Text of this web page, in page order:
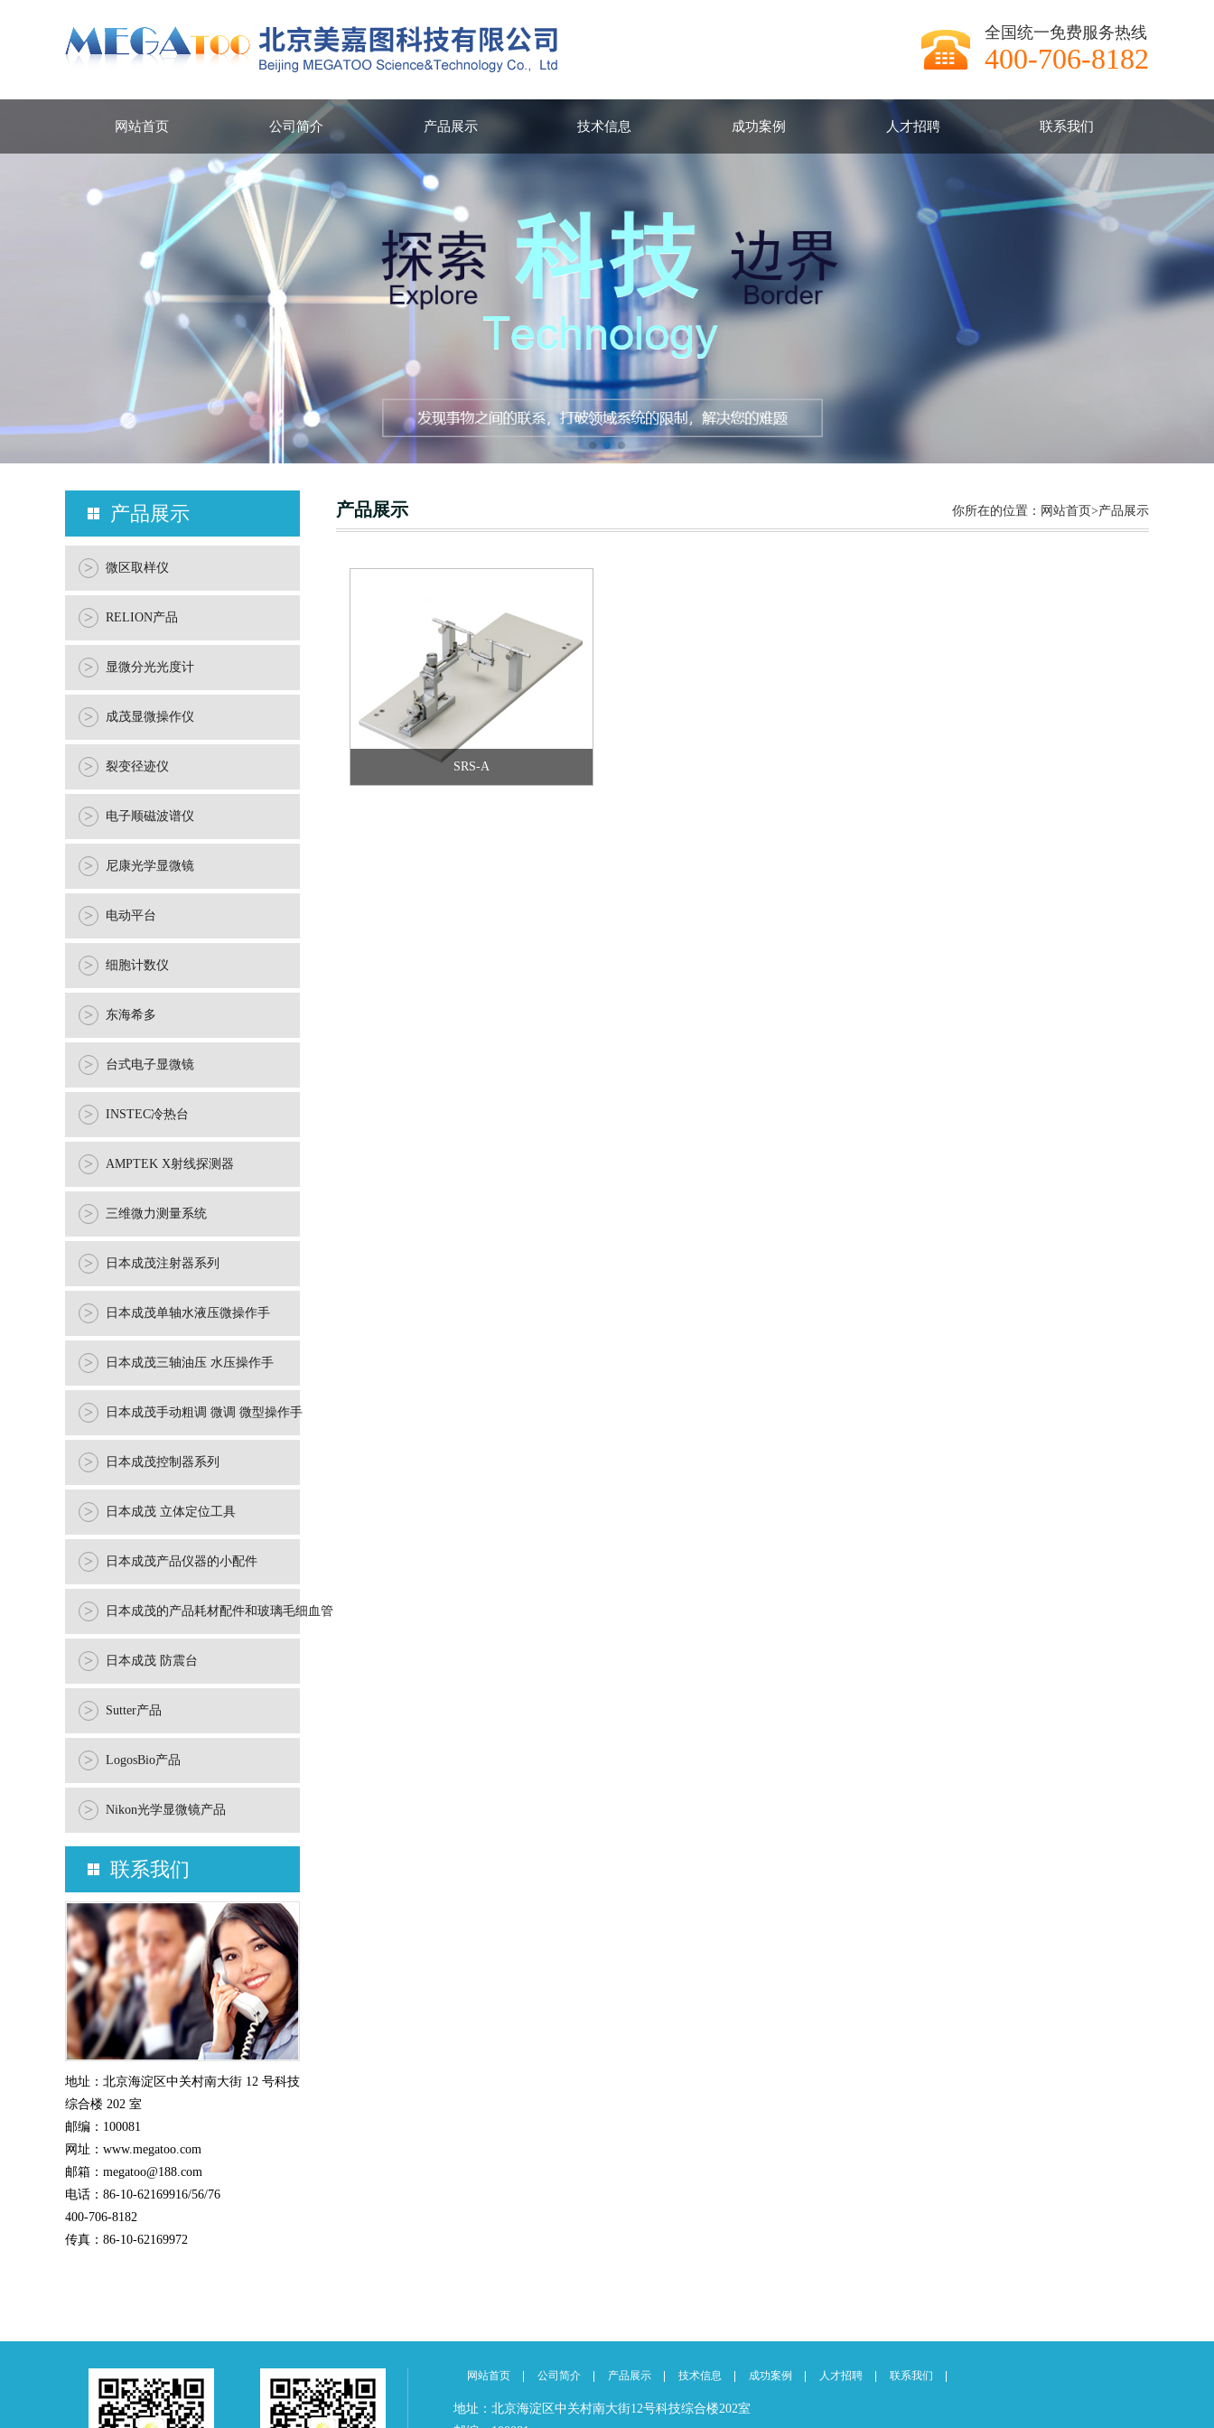
全国统一免费服务热线
400-706-8182
网站首页 公司简介 产品展示 技术信息 成功案例 人才招聘 联系我们
产品展示
> 微区取样仪
> RELION产品
> 显微分光光度计
> 成茂显微操作仪
> 裂变径迹仪
> 电子顺磁波谱仪
> 尼康光学显微镜
> 电动平台
> 细胞计数仪
> 东海希多
> 台式电子显微镜
> INSTEC冷热台
> AMPTEK X射线探测器
> 三维微力测量系统
> 日本成茂注射器系列
> 日本成茂单轴水液压微操作手
> 日本成茂三轴油压 水压操作手
> 日本成茂手动粗调 微调 微型操作手
> 日本成茂控制器系列
> 日本成茂 立体定位工具
> 日本成茂产品仪器的小配件
> 日本成茂的产品耗材配件和玻璃毛细血管
> 日本成茂 防震台
> Sutter产品
> LogosBio产品
> Nikon光学显微镜产品
联系我们
地址：北京海淀区中关村南大街 12 号科技
综合楼 202 室
邮编：100081
网址：www.megatoo.com
邮箱：megatoo@188.com
电话：86-10-62169916/56/76
400-706-8182
传真：86-10-62169972
产品展示 你所在的位置： 网站首页>产品展示
SRS-A
SRS-A
网站首页 公司简介 产品展示 技术信息 成功案例 人才招聘 联系我们
地址：北京海淀区中关村南大街12号科技综合楼202室